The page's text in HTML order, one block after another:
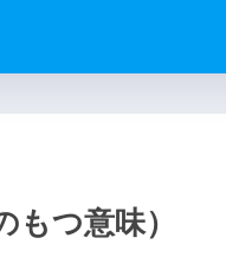
つ意味）